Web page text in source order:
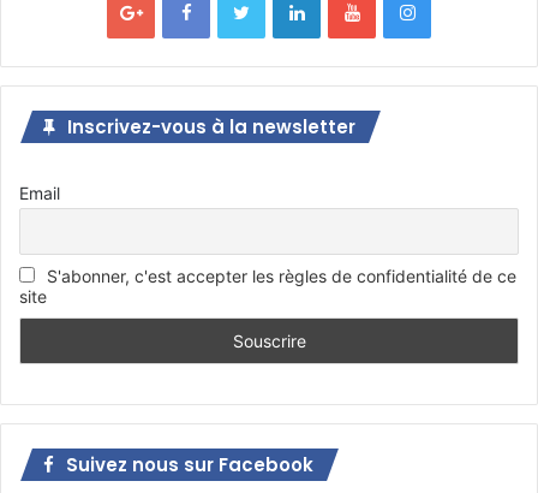
Inscrivez-vous à la newsletter
Email
S'abonner, c'est accepter les règles de confidentialité de ce
site
Suivez nous sur Facebook